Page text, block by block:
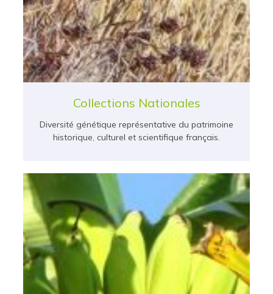
Collections Nationales
Diversité génétique représentative du patrimoine
historique, culturel et scientifique français.